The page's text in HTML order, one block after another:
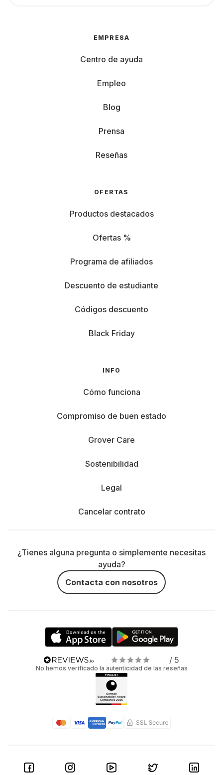
EMPRESA
Centro de ayuda
Empleo
Blog
Prensa
Reseñas
OFERTAS
Productos destacados
Ofertas %
Programa de afiliados
Descuento de estudiante
Códigos descuento
Black Friday
INFO
Cómo funciona
Compromiso de buen estado
Grover Care
Sostenibilidad
Legal
Cancelar contrato
¿Tienes alguna pregunta o simplemente necesitas
ayuda?
Contacta con nosotros
/ 5
No hemos verificado la autenticidad de las reseñas